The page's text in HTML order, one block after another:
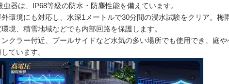
器は、IP68等級の防水・防塵性能を備えています。
環境にも対応し、水深1メートルで30分間の浸水試験をクリア。梅
境、積雪地域などでも内部回路を保護します。
クラー付近、プールサイドなど水気の多い場所でも使用でき、庭や
ています。